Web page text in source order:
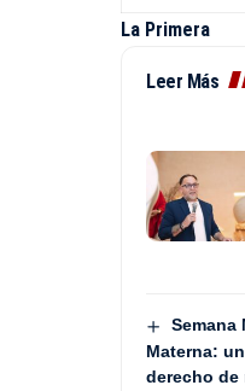
La Primera
Leer Más
Semana
Materna:
derecho de